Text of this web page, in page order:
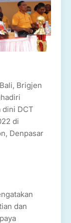
Brigjen
dini DCT
di
Denpasar
dan